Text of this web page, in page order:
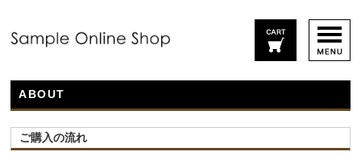
ABOUT
ご購入の流れ